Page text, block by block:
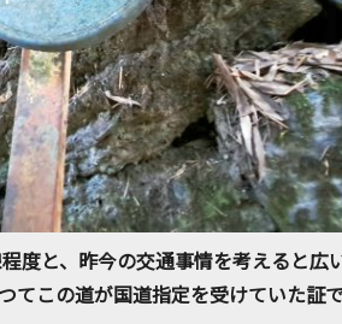
度と、昨今の交通事情を考えると広
この道が国道指定を受けていた証で